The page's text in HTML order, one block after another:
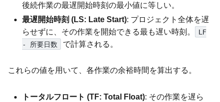
後続作業の最遅開始時刻の最小値に等しい。
最遅開始時刻 (LS: Late Start): プロジェクト全体を遅
らせずに、その作業を開始できる最も遅い時刻。
LF
- 所要日数
で計算される。
これらの値を用いて、各作業の余裕時間を算出する。
トータルフロート (TF: Total Float): その作業を遅ら